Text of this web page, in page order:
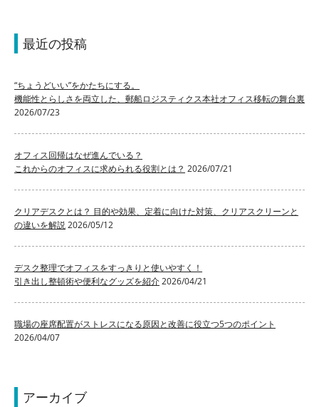
最近の投稿
“ちょうどいい”をかたちにする。
機能性とらしさを両立した、郵船ロジスティクス本社オフィス移転の舞台裏
2026/07/23
オフィス回帰はなぜ進んでいる？
これからのオフィスに求められる役割とは？ 2026/07/21
クリアデスクとは？ 目的や効果、定着に向けた対策、クリアスクリーンと
の違いを解説2026/05/12
デスク整理でオフィスをすっきりと使いやすく！
引き出し整頓術や便利なグッズを紹介2026/04/21
職場の座席配置がストレスになる原因と改善に役立つ5つのポイント
2026/04/07
アーカイブ